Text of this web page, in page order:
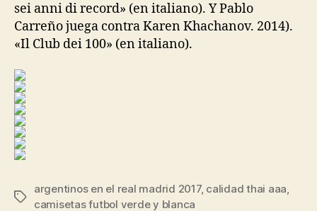
sei anni di record» (en italiano). Y Pablo
Carreño juega contra Karen Khachanov. 2014).
«Il Club dei 100» (en italiano).
Etiquetas
argentinos en el real madrid 2017, calidad thai aaa
camisetas futbol verde y blanca